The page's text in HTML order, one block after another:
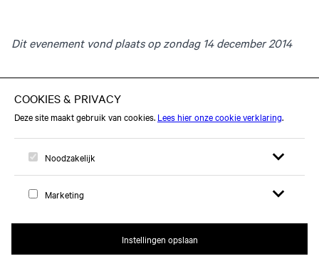
Logo, naar home
Dit evenement vond plaats op zondag 14 december 2014